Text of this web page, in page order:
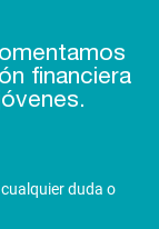
financiera
duda o